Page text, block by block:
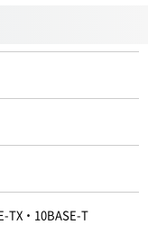
TX・10BASE-T